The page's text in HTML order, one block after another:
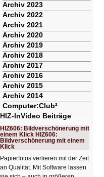
Archiv 2023
Archiv 2022
Archiv 2021
Archiv 2020
Archiv 2019
Archiv 2018
Archiv 2017
Archiv 2016
Archiv 2015
Archiv 2014
Computer:Club²
HIZ-InVideo Beiträge
HIZ606: Bildverschönerung mit
einem Klick HIZ606:
Bildverschönerung mit einem
Klick
Papierfotos verlieren mit der Zeit
an Qualität. Mit Software lassen